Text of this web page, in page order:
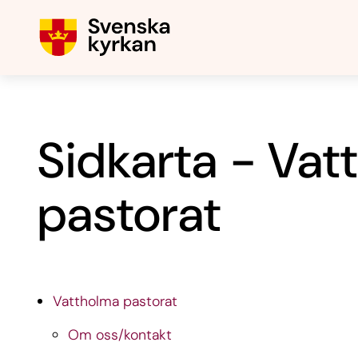
Sidkarta -
pastorat
Vattholma pastorat
Om oss/kontakt